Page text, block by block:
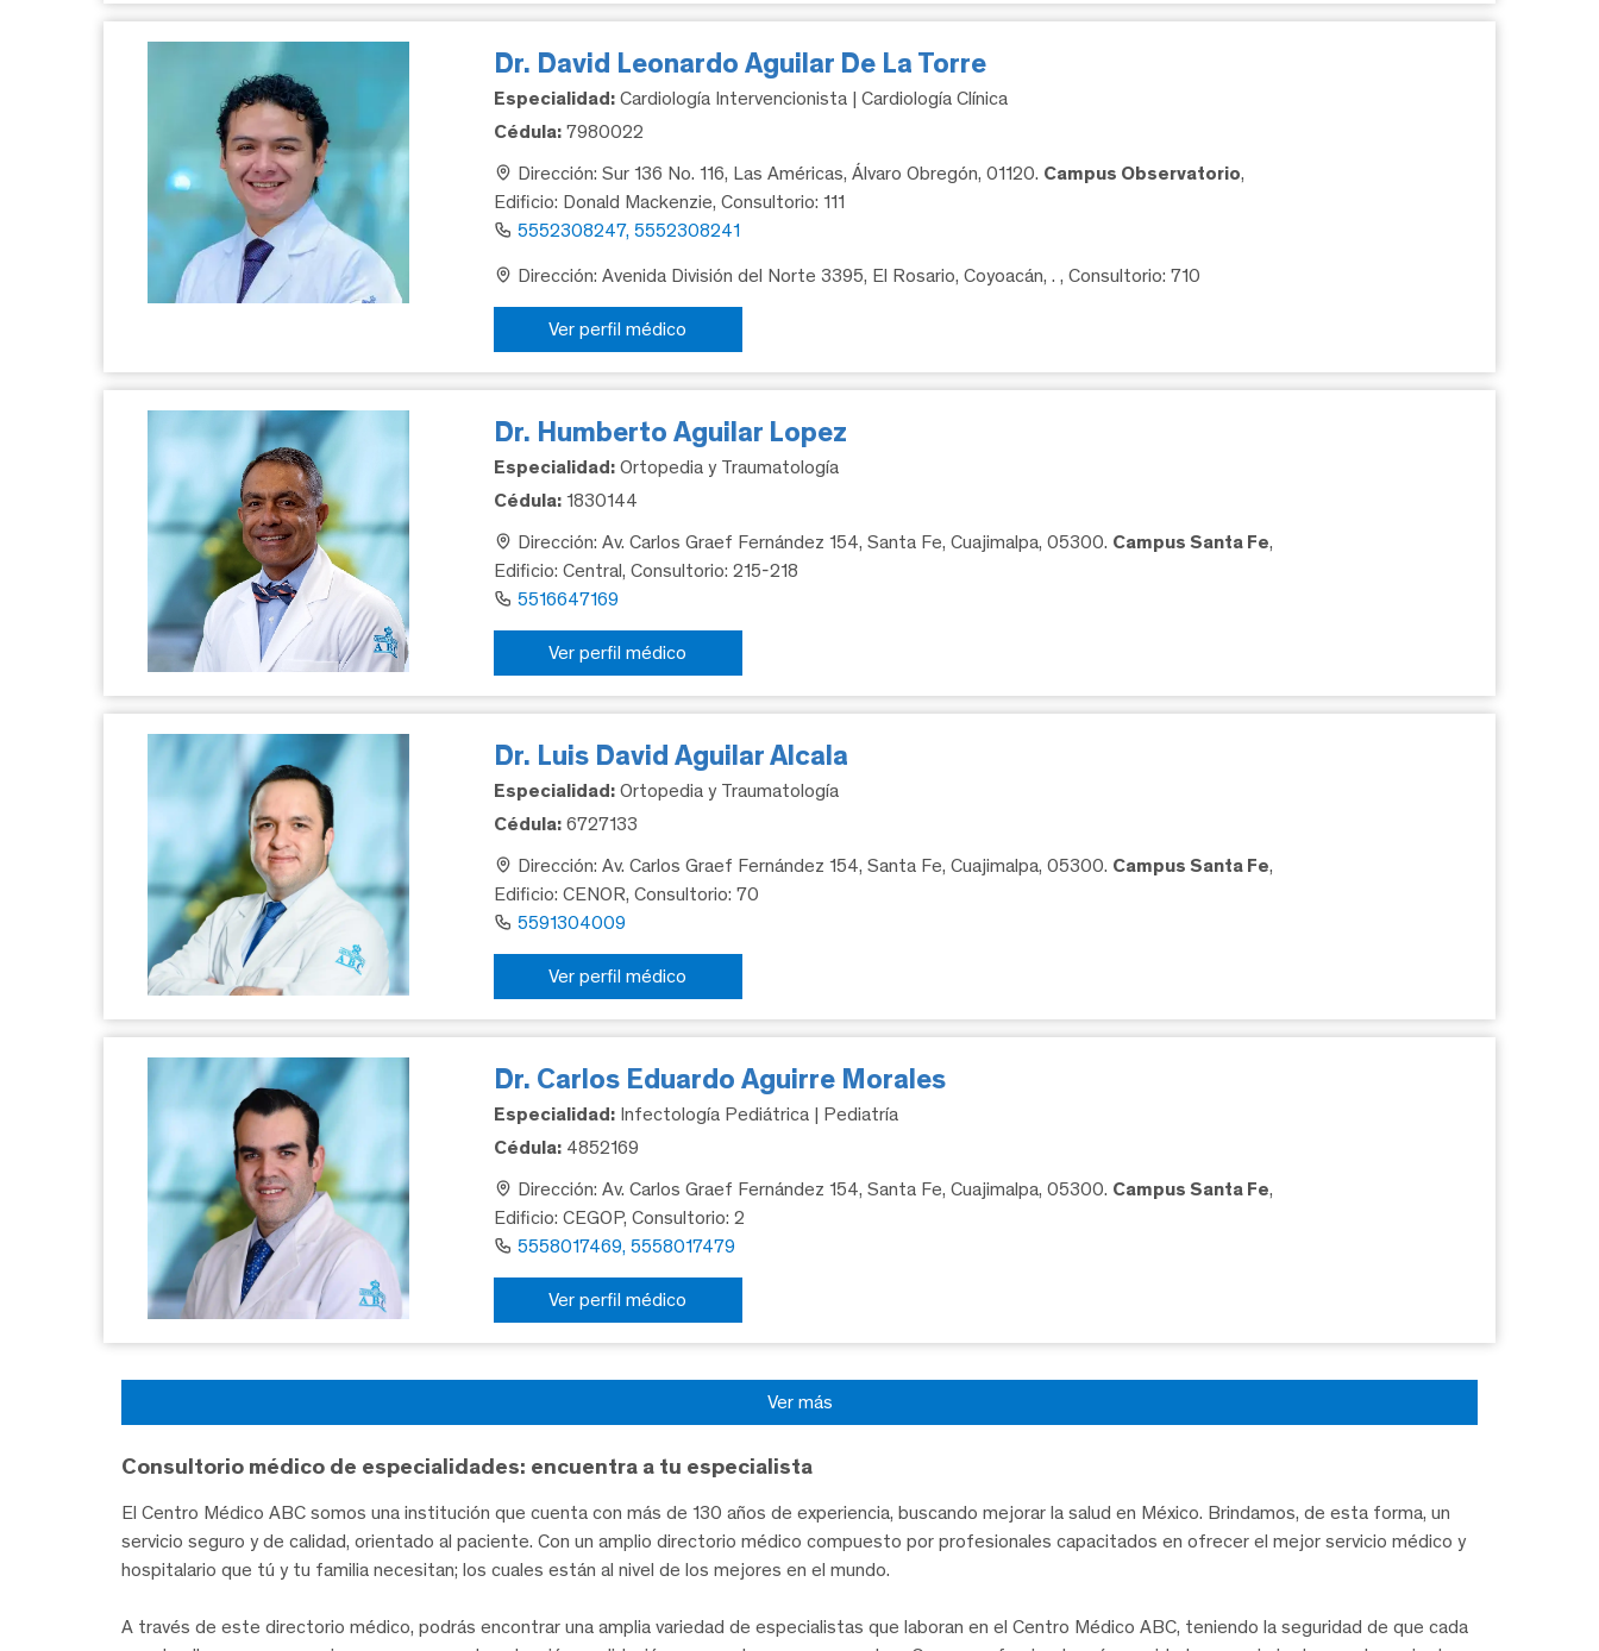
Dr. David Leonardo Aguilar De La Torre
Especialidad: Cardiología Intervencionista | Cardiología Clínica
Cédula: 7980022
Dirección: Sur 136 No. 116, Las Américas, Álvaro Obregón, 01120. Campus Observatorio,
Edificio: Donald Mackenzie, Consultorio: 111
5552308247, 5552308241
Dirección: Avenida División del Norte 3395, El Rosario, Coyoacán, . , Consultorio: 710
Ver perfil médico
Dr. Humberto Aguilar Lopez
Especialidad: Ortopedia y Traumatología
Cédula: 1830144
Dirección: Av. Carlos Graef Fernández 154, Santa Fe, Cuajimalpa, 05300. Campus Santa Fe,
Edificio: Central, Consultorio: 215-218
5516647169
Ver perfil médico
Dr. Luis David Aguilar Alcala
Especialidad: Ortopedia y Traumatología
Cédula: 6727133
Dirección: Av. Carlos Graef Fernández 154, Santa Fe, Cuajimalpa, 05300. Campus Santa Fe,
Edificio: CENOR, Consultorio: 70
5591304009
Ver perfil médico
Dr. Carlos Eduardo Aguirre Morales
Especialidad: Infectología Pediátrica | Pediatría
Cédula: 4852169
Dirección: Av. Carlos Graef Fernández 154, Santa Fe, Cuajimalpa, 05300. Campus Santa Fe,
Edificio: CEGOP, Consultorio: 2
5558017469, 5558017479
Ver perfil médico
Ver más
Consultorio médico de especialidades: encuentra a tu especialista
El Centro Médico ABC somos una institución que cuenta con más de 130 años de experiencia, buscando mejorar la salud en México. Brindamos, de esta forma, un
servicio seguro y de calidad, orientado al paciente. Con un amplio directorio médico compuesto por profesionales capacitados en ofrecer el mejor servicio médico y
hospitalario que tú y tu familia necesitan; los cuales están al nivel de los mejores en el mundo.
A través de este directorio médico, podrás encontrar una amplia variedad de especialistas que laboran en el Centro Médico ABC, teniendo la seguridad de que cada